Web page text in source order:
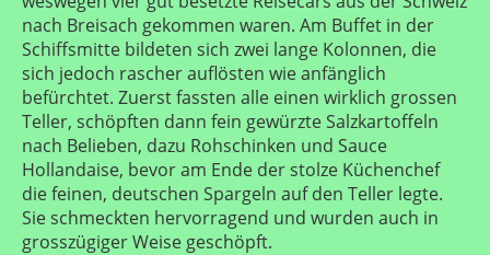
nach Breisach gekommen waren. Am Buffet in der
Schiffsmitte bildeten sich zwei lange Kolonnen, die
sich jedoch rascher auflösten wie anfänglich
befürchtet. Zuerst fassten alle einen wirklich grossen
Teller, schöpften dann fein gewürzte Salzkartoffeln
nach Belieben, dazu Rohschinken und Sauce
Hollandaise, bevor am Ende der stolze Küchenchef
die feinen, deutschen Spargeln auf den Teller legte.
Sie schmeckten hervorragend und wurden auch in
grosszügiger Weise geschöpft.